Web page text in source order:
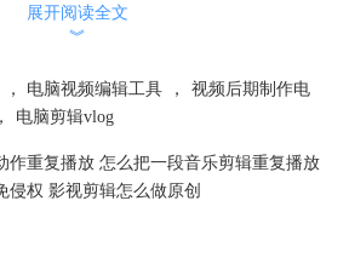
和后期制作为一体的短视频剪辑软件，比较适
求的新手。其优势就是软件占内存小，视频资
屏，不可对其进行调节，画面的清晰程度只
对添加的素材数量也有一定的限制，相比于会
展开阅读全文
︾
， 电脑视频编辑工具 ，
视频后期制作电
， 电脑剪辑vlog
作重复播放 怎么把一段音乐剪辑重复播放
侵权 影视剪辑怎么做原创